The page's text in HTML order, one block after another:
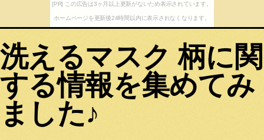
[PR] この広告は3ヶ月以上更新がないため表示されています。
ホームページを更新後24時間以内に表示されなくなります。
洗えるマスク 柄に関
する情報を集めてみ
ました♪